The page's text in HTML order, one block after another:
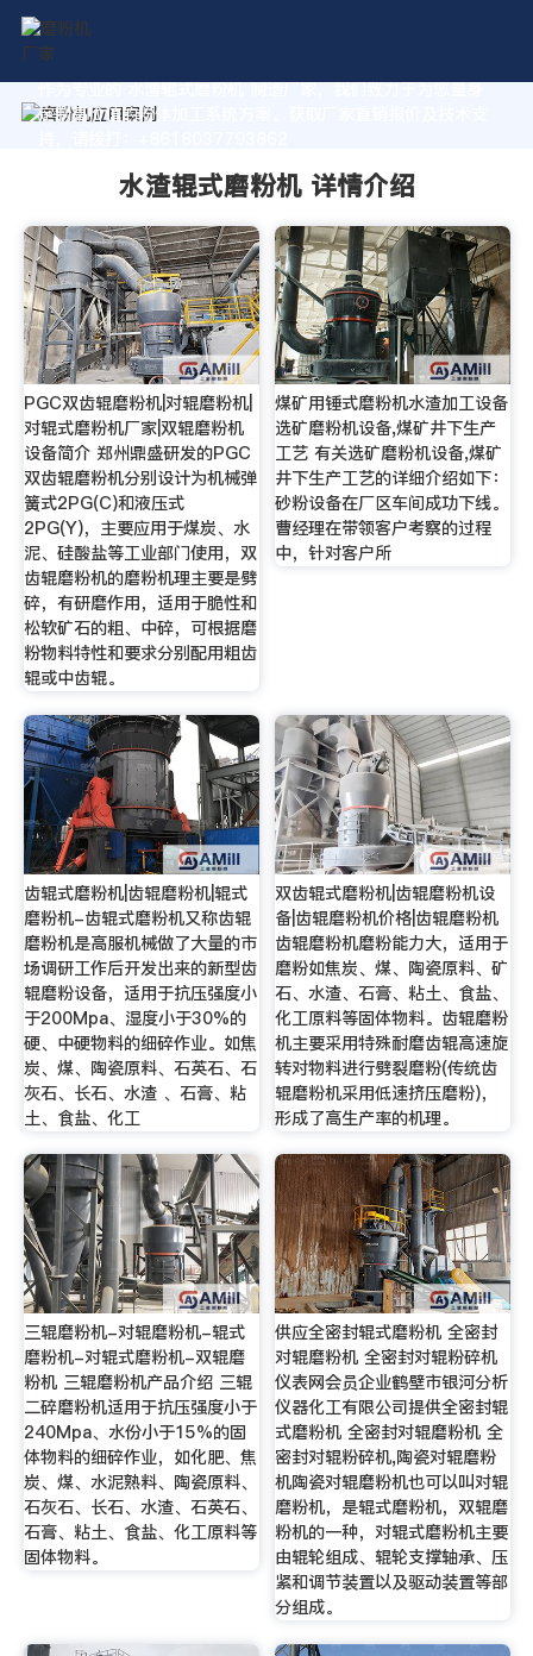
作为专业的 水渣辊式磨粉机 制造厂家，我们致力于为您量身
定制高价值的粉体加工系统方案。获取厂家直销报价及技术支
水渣辊式磨粉机 详情介绍
PGC双齿辊磨粉机|对辊磨粉机|
对辊式磨粉机厂家|双辊磨粉机
设备简介 郑州鼎盛研发的PGC
双齿辊磨粉机分别设计为机械弹
簧式2PG(C)和液压式
2PG(Y)，主要应用于煤炭、水
泥、硅酸盐等工业部门使用，双
齿辊磨粉机的磨粉机理主要是劈
碎，有研磨作用，适用于脆性和
松软矿石的粗、中碎，可根据磨
粉物料特性和要求分别配用粗齿
辊或中齿辊。
煤矿用锤式磨粉机水渣加工设备
选矿磨粉机设备,煤矿井下生产
工艺 有关选矿磨粉机设备,煤矿
井下生产工艺的详细介绍如下：
砂粉设备在厂区车间成功下线。
曹经理在带领客户考察的过程
中，针对客户所
齿辊式磨粉机|齿辊磨粉机|辊式
磨粉机-齿辊式磨粉机又称齿辊
磨粉机是高服机械做了大量的市
场调研工作后开发出来的新型齿
辊磨粉设备，适用于抗压强度小
于200Mpa、湿度小于30%的
硬、中硬物料的细碎作业。如焦
炭、煤、陶瓷原料、石英石、石
灰石、长石、水渣 、石膏、粘
土、食盐、化工
双齿辊式磨粉机|齿辊磨粉机设
备|齿辊磨粉机价格|齿辊磨粉机
齿辊磨粉机磨粉能力大，适用于
磨粉如焦炭、煤、陶瓷原料、矿
石、水渣、石膏、粘土、食盐、
化工原料等固体物料。齿辊磨粉
机主要采用特殊耐磨齿辊高速旋
转对物料进行劈裂磨粉(传统齿
辊磨粉机采用低速挤压磨粉)，
形成了高生产率的机理。
三辊磨粉机-对辊磨粉机-辊式
磨粉机-对辊式磨粉机-双辊磨
粉机 三辊磨粉机产品介绍 三辊
二碎磨粉机适用于抗压强度小于
240Mpa、水份小于15%的固
体物料的细碎作业，如化肥、焦
炭、煤、水泥熟料、陶瓷原料、
石灰石、长石、水渣、石英石、
石膏、粘土、食盐、化工原料等
固体物料。
供应全密封辊式磨粉机 全密封
对辊磨粉机 全密封对辊粉碎机
仪表网会员企业鹤壁市银河分析
仪器化工有限公司提供全密封辊
式磨粉机 全密封对辊磨粉机 全
密封对辊粉碎机,陶瓷对辊磨粉
机陶瓷对辊磨粉机也可以叫对辊
磨粉机，是辊式磨粉机，双辊磨
粉机的一种，对辊式磨粉机主要
由辊轮组成、辊轮支撑轴承、压
紧和调节装置以及驱动装置等部
分组成。